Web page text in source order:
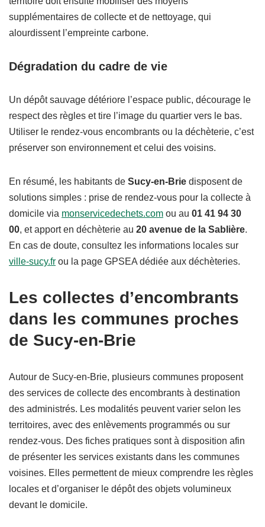
supplémentaires de collecte et de nettoyage, qui
alourdissent l’empreinte carbone.
Dégradation du cadre de vie
Un dépôt sauvage détériore l’espace public, décourage le
respect des règles et tire l’image du quartier vers le bas.
Utiliser le rendez-vous encombrants ou la déchèterie, c’est
préserver son environnement et celui des voisins.
En résumé, les habitants de Sucy-en-Brie disposent de
solutions simples : prise de rendez-vous pour la collecte à
domicile via monservicedechets.com ou au 01 41 94 30
00, et apport en déchèterie au 20 avenue de la Sablière.
En cas de doute, consultez les informations locales sur
ville-sucy.fr ou la page GPSEA dédiée aux déchèteries.
Les collectes d’encombrants
dans les communes proches
de Sucy-en-Brie
Autour de Sucy-en-Brie, plusieurs communes proposent
des services de collecte des encombrants à destination
des administrés. Les modalités peuvent varier selon les
territoires, avec des enlèvements programmés ou sur
rendez-vous. Des fiches pratiques sont à disposition afin
de présenter les services existants dans les communes
voisines. Elles permettent de mieux comprendre les règles
locales et d’organiser le dépôt des objets volumineux
devant le domicile.